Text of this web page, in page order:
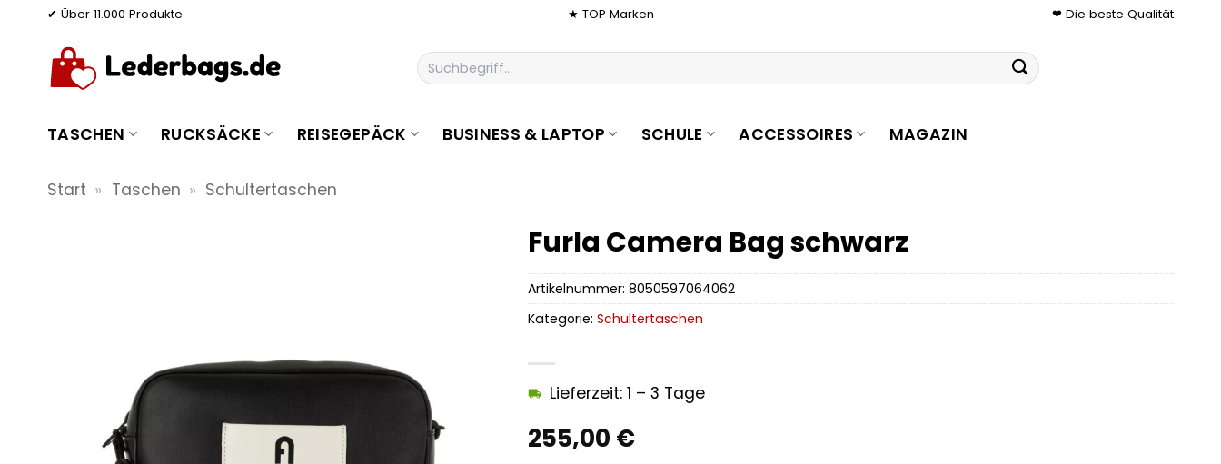
springen
✔ Über 11.000 Produkte ★ TOP Marken ❤ Die beste Qualität
Suchen
nach:
TASCHEN RUCKSÄCKE REISEGEPÄCK BUSINESS & LAPTOP SCHULE ACCESSOIRES MAGAZIN
Start » Taschen » Schultertaschen
Furla Camera Bag schwarz
255,00 €
Lieferzeit: 1 – 3 Tage
Artikelnummer:8050597064062
Kategorie:Schultertaschen